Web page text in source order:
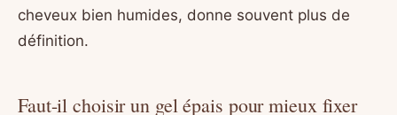
cheveux bien humides, donne souvent plus de
définition.
Faut-il choisir un gel épais pour mieux fixer